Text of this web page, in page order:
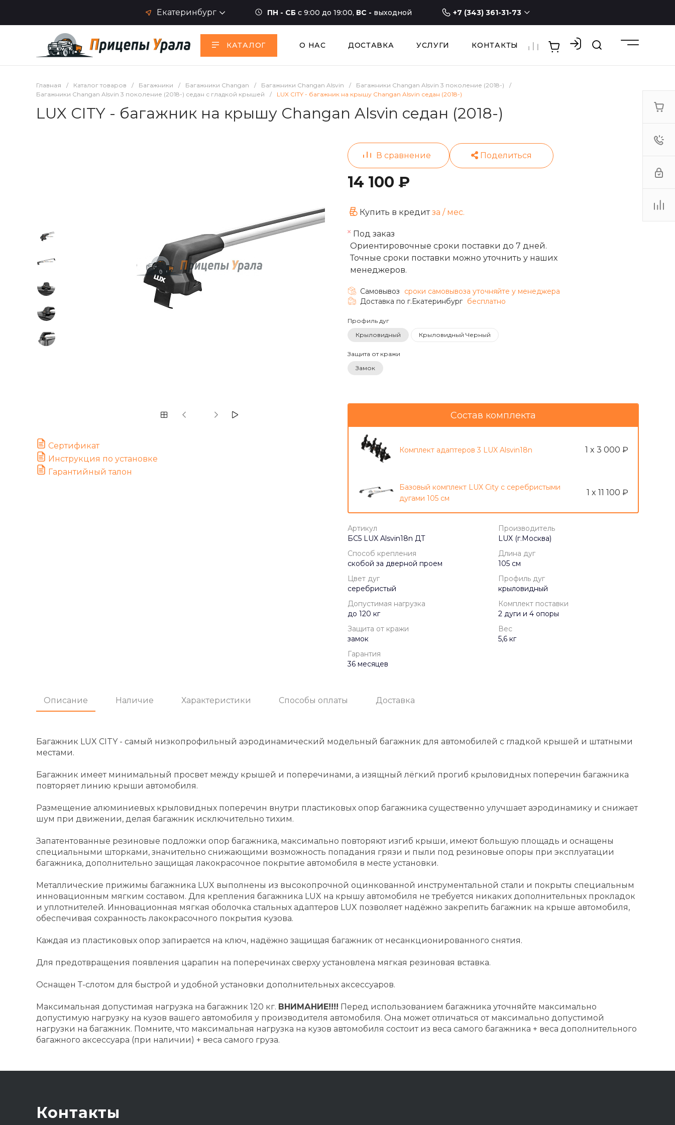
Екатеринбург ПН - СБ с 9:00 до 19:00, ВС - выходной +7 (343) 361-31-73
+7 (343) 361-31-73
3613173@mail.ru
КАТАЛОГ О НАС ДОСТАВКА УСЛУГИ КОНТАКТЫ
Главная / Каталог товаров / Багажники / Багажники Changan / Багажники Changan Alsvin / Багажники Changan Alsvin 3 поколение (2018-)
/
Багажники Changan Alsvin 3 поколение (2018-) седан с гладкой крышей
/ LUX CITY - багажник на крышу Changan Alsvin седан (2018-)
LUX CITY - багажник на крышу Changan Alsvin седан (2018-)
Сертификат
Инструкция по установке
Гарантийный талон
14 100 ₽
Купить в кредитза / мес.
Под заказ
Ориентировочные сроки поставки до 7 дней.
Точные сроки поставки можно уточнить у наших
менеджеров.
Самовывоз
cроки самовывоза уточняйте у менеджера
Доставка по г.Екатеринбург бесплатно
Профиль дуг
Крыловидный
Крыловидный Черный
Защита от кражи
Замок
Состав комплекта
Комплект адаптеров 3 LUX Alsvin18n 1 x 3 000 ₽
Базовый комплект LUX City с серебристыми
дугами 105 см
1 x 11 100 ₽
Артикул
БС5 LUX Alsvin18n ДТ
Производитель
LUX (г.Москва)
Способ крепления
скобой за дверной проем
Длина дуг
105 см
Цвет дуг
серебристый
Профиль дуг
крыловидный
Допустимая нагрузка
до 120 кг
Комплект поставки
2 дуги и 4 опоры
Защита от кражи
замок
Вес
5,6 кг
Гарантия
36 месяцев
Описание Наличие Характеристики Способы оплаты Доставка
Багажник LUX CITY - самый низкопрофильный аэродинамический модельный багажник для автомобилей с гладкой крышей и штатными
местами.
Багажник имеет минимальный просвет между крышей и поперечинами, а изящный лёгкий прогиб крыловидных поперечин багажника
повторяет линию крыши автомобиля.
Размещение алюминиевых крыловидных поперечин внутри пластиковых опор багажника существенно улучшает аэродинамику и снижает
шум при движении, делая багажник исключительно тихим.
Запатентованные резиновые подложки опор багажника, максимально повторяют изгиб крыши, имеют большую площадь и оснащены
специальными шторками, значительно снижающими возможность попадания грязи и пыли под резиновые опоры при эксплуатации
багажника, дополнительно защищая лакокрасочное покрытие автомобиля в месте установки.
Металлические прижимы багажника LUX выполнены из высокопрочной оцинкованной инструментальной стали и покрыты специальным
инновационным мягким составом. Для крепления багажника LUX на крышу автомобиля не требуется никаких дополнительных прокладок
и уплотнителей. Инновационная мягкая оболочка стальных адаптеров LUX позволяет надёжно закрепить багажник на крыше автомобиля,
обеспечивая сохранность лакокрасочного покрытия кузова.
Каждая из пластиковых опор запирается на ключ, надёжно защищая багажник от несанкционированного снятия.
Для предотвращения появления царапин на поперечинах сверху установлена мягкая резиновая вставка.
Оснащен Т-слотом для быстрой и удобной установки дополнительных аксессуаров.
Максимальная допустимая нагрузка на багажник 120 кг. ВНИМАНИЕ!!!! Перед использованием багажника уточняйте максимально
допустимую нагрузку на кузов вашего автомобиля у производителя автомобиля. Она может отличаться от максимально допустимой
нагрузки на багажник. Помните, что максимальная нагрузка на кузов автомобиля состоит из веса самого багажника + веса дополнительного
багажного аксессуара (при наличии) + веса самого груза.
Контакты